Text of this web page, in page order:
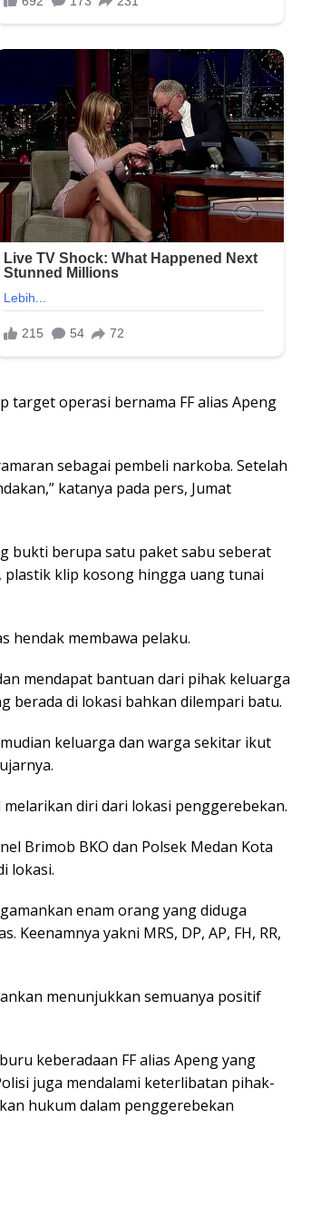
target operasi bernama FF alias Apeng
sebagai pembeli narkoba. Setelah
katanya pada pers, Jumat
bukti berupa satu paket sabu seberat
klip kosong hingga uang tunai
hendak membawa pelaku.
mendapat bantuan dari pihak keluarga
berada di lokasi bahkan dilempari batu.
keluarga dan warga sekitar ikut
diri dari lokasi penggerebekan.
Brimob BKO dan Polsek Medan Kota
lokasi.
enam orang yang diduga
yakni MRS, DP, AP, FH, RR,
menunjukkan semuanya positif
keberadaan FF alias Apeng yang
juga mendalami keterlibatan pihak-
hukum dalam penggerebekan